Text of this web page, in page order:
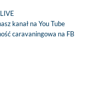
kanał na You Tube
caravaningowa na FB